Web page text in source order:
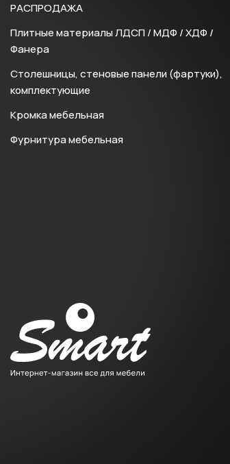
РАСПРОДАЖА
Плитные материалы ЛДСП / МДФ / ХДФ /
Фанера
Столешницы, стеновые панели (фартуки),
комплектующие
Кромка мебельная
Фурнитура мебельная